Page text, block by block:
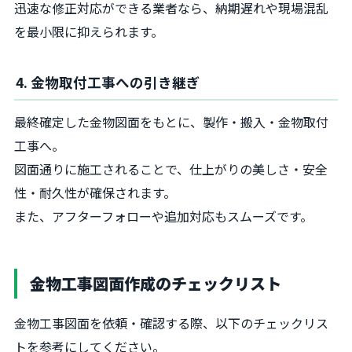
迅速な修正対応ができる業者なら、納期遅れや現場混乱
を最小限に抑えられます。
4. 金物取付工事への引き継ぎ
最終確定した金物図面をもとに、製作・搬入・金物取付
工事へ。
図面通りに施工されることで、仕上がりの美しさ・安全
性・耐久性が確保されます。
また、アフターフォローや追加対応もスムーズです。
金物工事図面作成のチェックリスト
金物工事図面を依頼・確認する際、以下のチェックリス
トを参考にしてください。